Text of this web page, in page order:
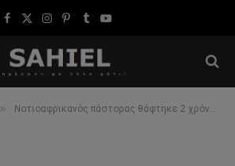
Facebook
X
Instagram
Pinterest
TumblrYouTube
» Νοτιοαφρικανός πάστορας θάφτηκε 2 χρόνια μετά τον θάνατό του